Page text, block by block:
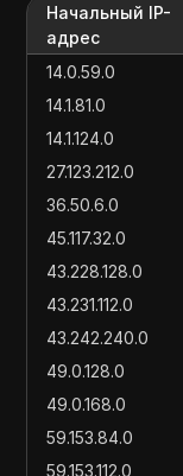
Начальный IP-
адрес
14.0.59.0
14.1.81.0
14.1.124.0
27.123.212.0
36.50.6.0
45.117.32.0
43.228.128.0
43.231.112.0
43.242.240.0
49.0.128.0
49.0.168.0
59.153.84.0
59.153.112.0